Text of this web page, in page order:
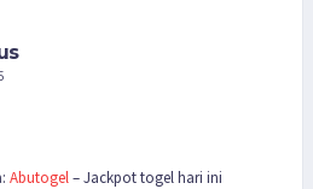
Abutogel– Jackpot togel hari ini